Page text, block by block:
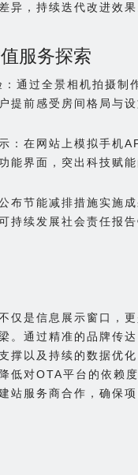
异，持续迭代改进效果
服务探索
通过全景相机拍摄制
提前感受房间格局与设
：在网站上模拟手机
能界面，突出科技赋能
布节能减排措施实施
持续发展社会责任报
仅是信息展示窗口，
。通过精准的品牌传
撑以及持续的数据优
低对OTA平台的依赖
站服务商合作，确保